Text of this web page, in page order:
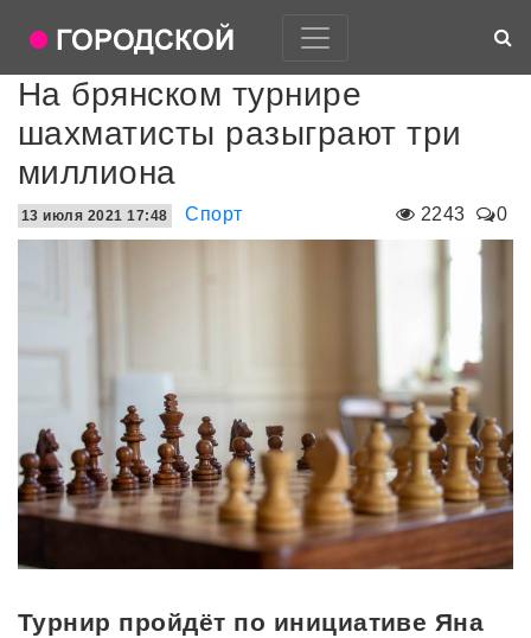
На брянском турнире
шахматисты разыграют три
миллиона
2243 0
13 июля 2021 17:48 Спорт
Турнир пройдёт по инициативе Яна